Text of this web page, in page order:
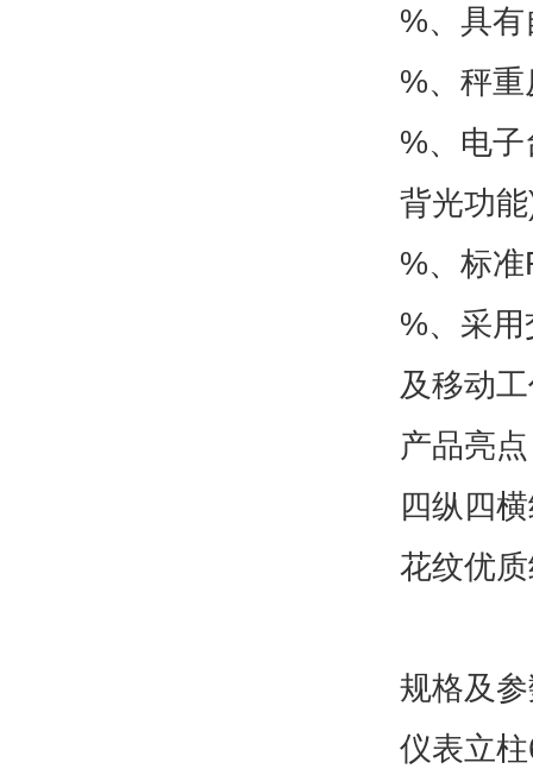
%、具
%、秤
%、电
背光功
%、标
%、采
及移动
产品亮
四纵四
花纹优
规格及
仪表立